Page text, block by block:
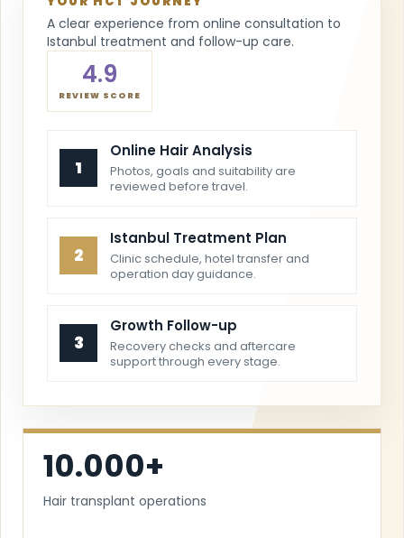
A clear experience from online consultation to
Istanbul treatment and follow-up care.
4.9
REVIEW SCORE
1
Online Hair Analysis
Photos, goals and suitability are
reviewed before travel.
2
Istanbul Treatment Plan
Clinic schedule, hotel transfer and
operation day guidance.
3
Growth Follow-up
Recovery checks and aftercare
support through every stage.
10.000+
Hair transplant operations